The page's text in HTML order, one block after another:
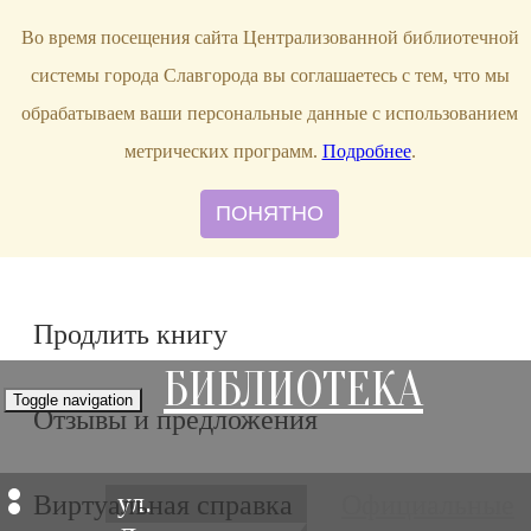
bibl-serv@mail.ru
Продлить книгу
Отзывы и предложения
Виртуальная справка
ул.
Toggle navigation БИБЛИОТЕКА
Во время посещения сайта Централизованной библиотечной
системы города Славгорода вы соглашаетесь с тем, что мы
обрабатываем ваши персональные данные с использованием
метрических программ. Подробнее.
ПОНЯТНО